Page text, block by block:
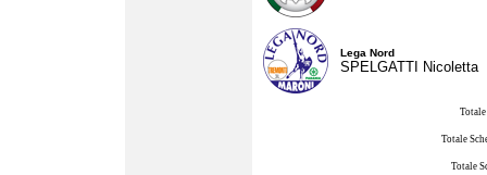
Lega Nord
SPELGATTI Nicoletta
Totale
Totale